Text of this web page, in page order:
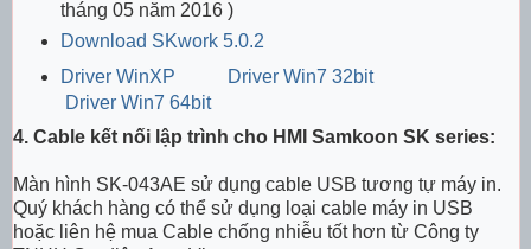
tháng 05 năm 2016 )
Download SKwork 5.0.2
Driver WinXP
Driver Win7 32bit
Driver Win7 64bit
4. Cable kết nối lập trình cho HMI Samkoon SK series:
Màn hình SK-043AE sử dụng cable USB tương tự máy in.
Quý khách hàng có thể sử dụng loại cable máy in USB
hoặc liên hệ mua Cable chống nhiễu tốt hơn từ Công ty